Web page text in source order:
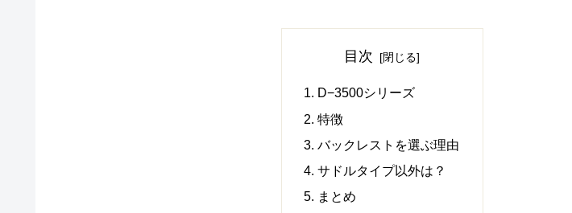
目次
D−3500シリーズ
特徴
バックレストを選ぶ理由
サドルタイプ以外は？
まとめ